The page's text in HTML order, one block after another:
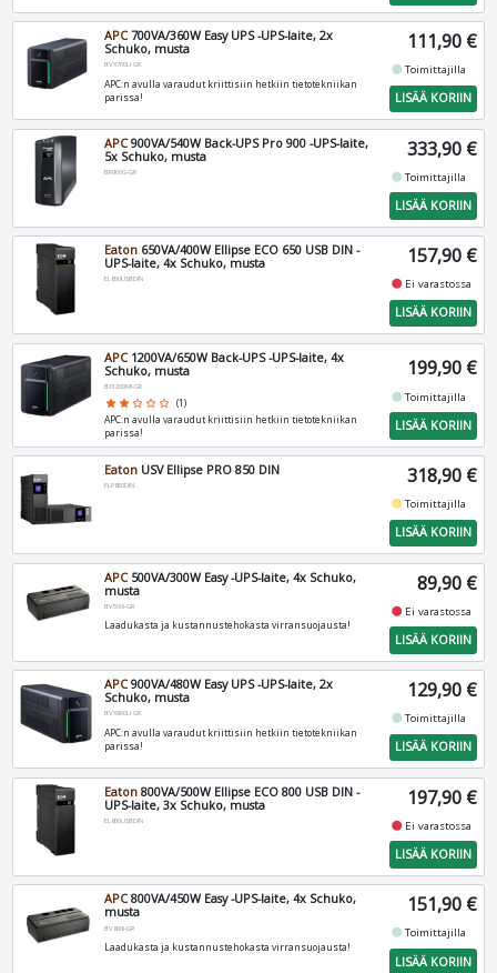
APC700VA/360W Easy UPS -UPS-laite, 2x
Schuko, musta
BVX700LI-GR
APC:n avulla varaudut kriittisiin hetkiin tietotekniikan
parissa!
111,90 €
fiber_manual_recordToimittajilla
LISÄÄ KORIIN
APC900VA/540W Back-UPS Pro 900 -UPS-laite,
5x Schuko, musta
BR900G-GR
333,90 €
fiber_manual_recordToimittajilla
LISÄÄ KORIIN
Eaton 650VA/400W Ellipse ECO 650 USB DIN -
UPS-laite, 4x Schuko, musta
EL650USBDIN
157,90 €
fiber_manual_record Ei varastossa
LISÄÄ KORIIN
APC1200VA/650W Back-UPS -UPS-laite, 4x
Schuko, musta
BX1200MI-GR
star star star_border star_border star_border (1)
APC:n avulla varaudut kriittisiin hetkiin tietotekniikan
parissa!
199,90 €
fiber_manual_recordToimittajilla
LISÄÄ KORIIN
Eaton USV Ellipse PRO 850 DIN
ELP850DIN 318,90 €
fiber_manual_recordToimittajilla
LISÄÄ KORIIN
APC500VA/300W Easy -UPS-laite, 4x Schuko,
musta
BV500I-GR
Laadukasta ja kustannustehokasta virransuojausta!
89,90 €
fiber_manual_record Ei varastossa
LISÄÄ KORIIN
APC900VA/480W Easy UPS -UPS-laite, 2x
Schuko, musta
BVX900LI-GR
APC:n avulla varaudut kriittisiin hetkiin tietotekniikan
parissa!
129,90 €
fiber_manual_recordToimittajilla
LISÄÄ KORIIN
Eaton 800VA/500W Ellipse ECO 800 USB DIN -
UPS-laite, 3x Schuko, musta
EL800USBDIN
197,90 €
fiber_manual_record Ei varastossa
LISÄÄ KORIIN
APC800VA/450W Easy -UPS-laite, 4x Schuko,
musta
BV800I-GR
Laadukasta ja kustannustehokasta virransuojausta!
151,90 €
fiber_manual_recordToimittajilla
LISÄÄ KORIIN